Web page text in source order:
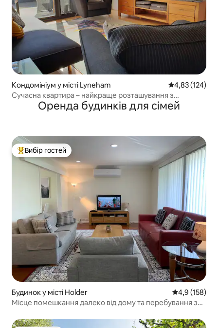
Кондомініум у місті Lyneham Середня
4,83 (124)
Сучасна квартира – найкраще розташування з
басейном із підігрівом
Оренда будинків для сімей
Топ вибір гостей
Вибір гостей
Будинок у місті Holder Середня
4,9 (158)
Місце помешкання далеко від дому та перебування з